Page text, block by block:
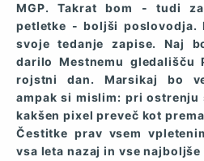
MGP. Takrat bom - tudi
petletke - boljši poslovodja.
svoje tedanje zapise. Naj
darilo Mestnemu gledališču
rojstni dan. Marsikaj bo
ampak si mislim: pri
kakšen pixel preveč kot
Čestitke prav vsem
vsa leta nazaj in vse